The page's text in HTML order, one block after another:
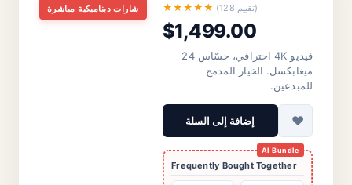
شارات ديناميكية مباشرة ★★★★★ (128 تقييم)
$1,499.00
فيديو 4K احترافي، حسّاس 24
ميغابكسل. الخيار المدمج
للمبدعين.
إضافة إلى السلة ♥
AI Bundle
Frequently Bought Together
مستقبل الذكاء
الاصطناعي:
الشبكات العصبية
موصى به لك
في الرعاية
الصحية
بناءً على
كمومية
Science
Daily